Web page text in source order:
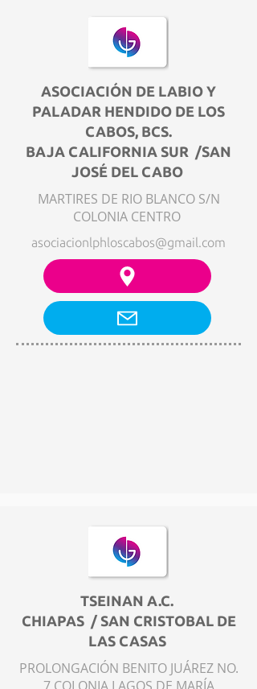
ASOCIACIÓN DE LABIO Y
PALADAR HENDIDO DE LOS
CABOS, BCS.
BAJA CALIFORNIA SUR /SAN
JOSÉ DEL CABO
MARTIRES DE RIO BLANCO S/N
COLONIA CENTRO
asociacionlphloscabos@gmail.com
TSEINAN A.C.
CHIAPAS / SAN CRISTOBAL DE
LAS CASAS
PROLONGACIÓN BENITO JUÁREZ NO.